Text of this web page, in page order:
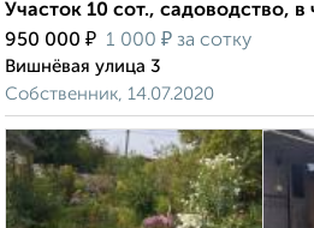
Участок 10 сот., садоводство, в
950 000 ₽ 1 000 ₽ за сотку
Вишнёвая улица 3
Собственник, 14.07.2020